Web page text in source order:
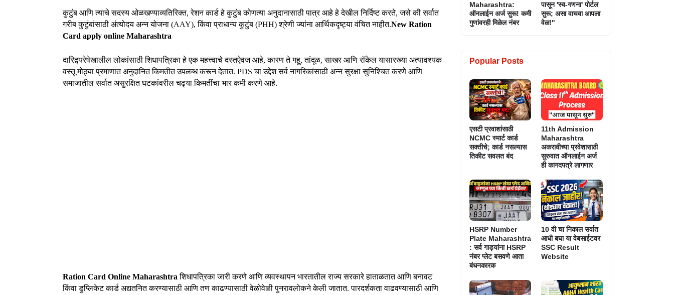
कुटुंब आणि त्याचे सदस्य ओळखण्याव्यतिरिक्त, रेशन कार्ड हे कुटुंब कोणत्या अनुदानासाठी पात्र आहे हे देखील निर्दिष्ट करते, जसे की सर्वात
गरीब कुटुंबांसाठी अंत्योदय अन्न योजना (AAY), किंवा प्राधान्य कुटुंब (PHH) श्रेणी ज्यांना आर्थिकदृष्ट्या वंचित नाहीत.New Ration
Card apply online Maharashtra
दारिद्र्यरेषेखालील लोकांसाठी शिधापत्रिका हे एक महत्त्वाचे दस्तऐवज आहे, कारण ते गहू, तांदूळ, साखर आणि रॉकेल यासारख्या अत्यावश्यक
वस्तू मोठ्या प्रमाणात अनुदानित किमतीत उपलब्ध करून देतात. PDS चा उद्देश सर्व नागरिकांसाठी अन्न सुरक्षा सुनिश्चित करणे आणि
समाजातील सर्वात असुरक्षित घटकांवरील चढ्या किमतींचा भार कमी करणे आहे.
Ration Card Online Maharashtra शिधापत्रिका जारी करणे आणि व्यवस्थापन भारतातील राज्य सरकारे हाताळतात आणि बनावट
किंवा डुप्लिकेट कार्ड अद्यतनित करण्यासाठी आणि तण काढण्यासाठी वेळोवेळी पुनरावलोकने केली जातात. पारदर्शकता वाढवण्यासाठी आणि
Maharashtra:
ऑनलाईन अर्ज सुरू! कमी
गुणांवरही मिळेल नंबर
पासून 'स्व-गणना' पोर्टल
सुरू; असा वाचवा आपला
वेळ!"
Popular Posts
एसटी प्रवाशांसाठी
NCMC स्मार्ट कार्ड
सक्तीचे; कार्ड नसल्यास
तिकीट सवलत बंद
11th Admission
Maharashtra
अकरावीच्या प्रवेशासाठी
सुरुवात ऑनलाईन अर्ज
ही कागदपत्रे लागणार
HSRP Number
Plate Maharashtra
: सर्व गाड्यांना HSRP
नंबर प्लेट बसवणे आता
बंधनकारक
10 वी चा निकाल सर्वात
आधी बघा या वेबसाईटवर
SSC Result
Website